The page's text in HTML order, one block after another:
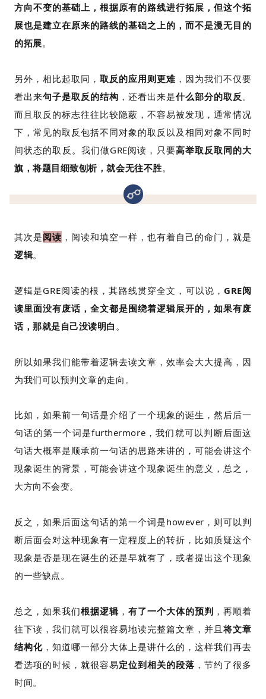
方向不变的基础上，根据原有的路线进行拓展，但这个拓
展也是建立在原来的路线的基础之上的，而不是漫无目的
的拓展。
另外，相比起取同，取反的应用则更难 ，因为我们不仅要
看出来句子是取反的结构 ，还看出来是什么部分的取反 。
而且取反的标志往往比较隐蔽，不容易被发现，通常情况
下，常见的取反包括不同对象的取反以及相同对象不同时
间状态的取反。我们做GRE阅读，只要高举取反取同的大
旗，将题目细致刨析，就会无往不胜。
其次是阅读 ，阅读和填空一样，也有着自己的命门，就是
逻辑。
逻辑是GRE阅读的根，其路线贯穿全文，可以说， GRE阅
读里面没有废话，全文都是围绕着逻辑展开的，如果有废
话，那就是自己没读明白 。
所以如果我们能带着逻辑去读文章，效率会大大提高，因
为我们可以预判文章的走向。
比如，如果前一句话是介绍了一个现象的诞生，然后后一
句话的第一个词是furthermore，我们就可以判断后面这
句话大概率是顺承前一句话的思路来讲的，可能会讲这个
现象诞生的背景，可能会讲这个现象诞生的意义，总之，
大方向不会变。
反之，如果后面这句话的第一个词是however，则可以判
断后面会对这种现象有一定程度上的转折，比如质疑这个
现象是否是现在诞生的还是早就有了，或者提出这个现象
的一些缺点。
总之，如果我们根据逻辑 ，有了一个大体的预判 ，再顺着
往下读，我们就可以很容易地读完整篇文章，并且将文章
结构化 ，知道哪一部分大体上是讲什么的，这样我们再去
看选项的时候，就很容易定位到相关的段落 ，节约了很多
时间。